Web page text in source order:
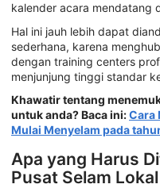
kalender acara mendatang
Hal ini jauh lebih dapat
sederhana, karena
dengan training centers
menjunjung tinggi standar
Khawatir tentang
untuk anda? Baca ini:Cara
Mulai Menyelam pada
Apa yang Harus
Pusat Selam